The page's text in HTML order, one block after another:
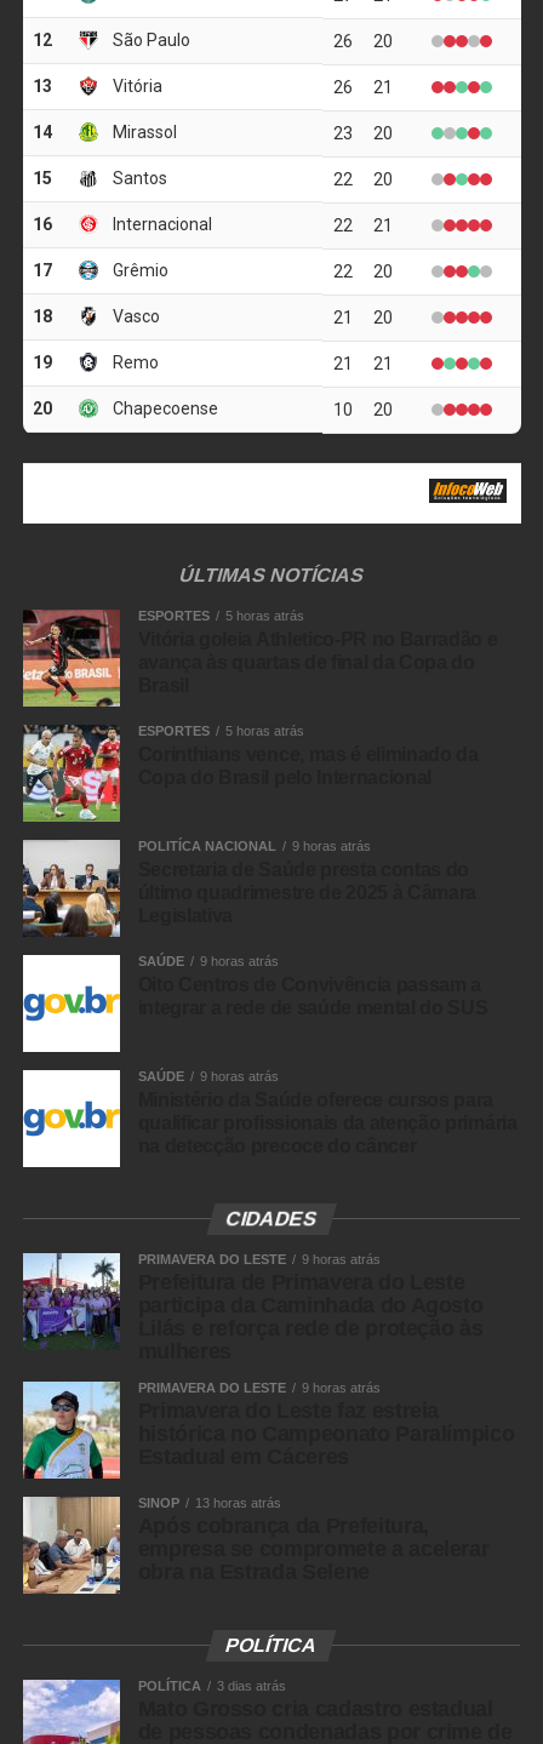
6/26
7/26
8/26
9/26
11/26
12/26
14/26
16/26
17/26
18/26
ÚLTIMAS NOTÍCIAS
ESPORTES 5 horas atrás
ESPORTES 5 horas atrás
POLITÍCA NACIONAL 9 horas atrás
SAÚDE 9 horas atrás
SAÚDE 9 horas atrás
CIDADES
PRIMAVERA DO LESTE 9 horas atrás
PRIMAVERA DO LESTE 9 horas atrás
SINOP 13 horas atrás
POLÍTICA
POLÍTICA 3 dias atrás